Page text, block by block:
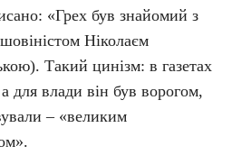
«Грех був знайомий з
Ніколаєм
Такий цинізм: в газетах
для влади він був ворогом,
– «великим